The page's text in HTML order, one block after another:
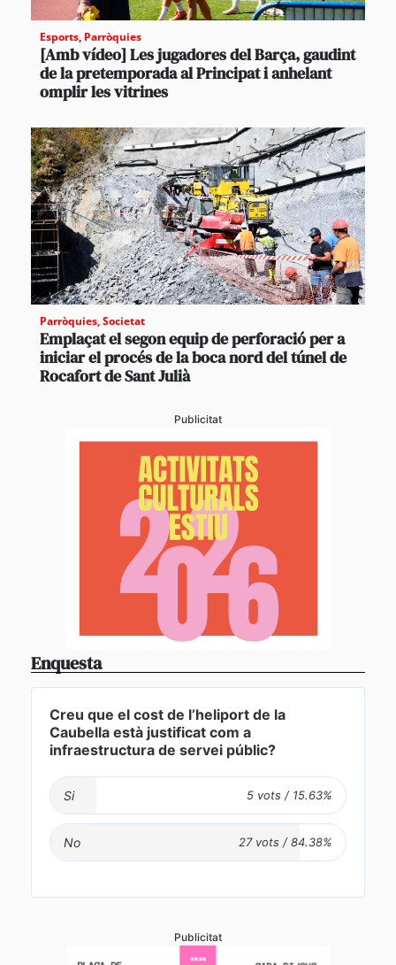
Esports, Parròquies
[Amb vídeo] Les jugadores del Barça, gaudint
de la pretemporada al Principat i anhelant
omplir les vitrines
Parròquies,Societat
Emplaçat el segon equip de perforació per a
iniciar el procés de la boca nord del túnel de
Rocafort de Sant Julià
Publicitat
Enquesta
Creu que el cost de l’heliport de la
Caubella està justificat com a
infraestructura de servei públic?
Si
No
Publicitat